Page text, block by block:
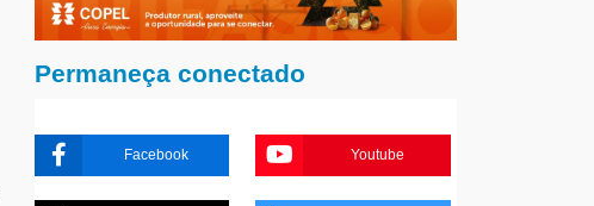
Permaneça conectado
Facebook Youtube